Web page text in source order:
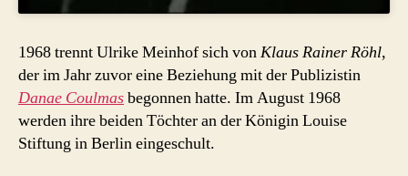
1968 trennt Ulrike Meinhof sich vonKlaus Rainer Röhl,
der im Jahr zuvor eine Beziehung mit der Publizistin
Danae Coulmasbegonnen hatte. Im August 1968
werden ihre beiden Töchter an der Königin Louise
Stiftung in Berlin eingeschult.